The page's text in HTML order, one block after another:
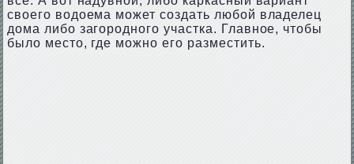
своего водоема может создать любой владелец
дома либо загородного участка. Главное, чтобы
было место, где можно его разместить.